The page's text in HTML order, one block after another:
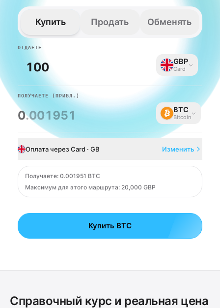
Купить Продать Обменять
ОТДАЁТЕ
GBP
Card
ПОЛУЧАЕТЕ (ПРИБЛ.)
0.001951 BTC
Bitcoin
Оплата через Card · GB Изменить
Получаете: 0.001951 BTC
Максимум для этого маршрута: 20,000 GBP
Card
Купить BTC
Справочный курс и реальная цена